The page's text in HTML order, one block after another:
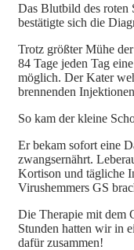
Das Blutbild des roten
bestätigte sich die
Trotz größter Mühe
84 Tage jeden Tag
möglich. Der Kater
brennenden
So kam der kleine
Er bekam sofort eine
zwangsernährt.
Kortison und tägliche
Virushemmers GS
Die Therapie mit dem
Stunden hatten wir in
dafür zusammen!